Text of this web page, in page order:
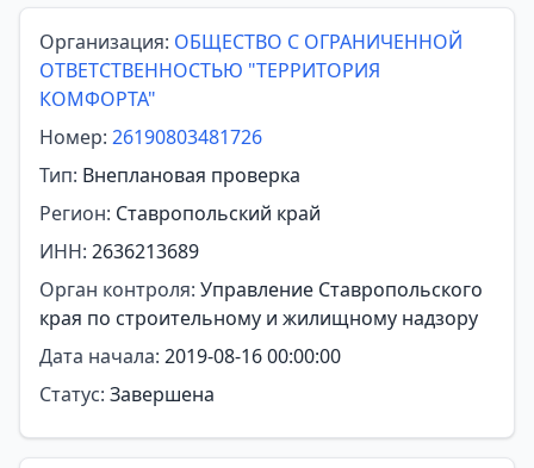
Организация: ОБЩЕСТВО С ОГРАНИЧЕННОЙ
ОТВЕТСТВЕННОСТЬЮ "ТЕРРИТОРИЯ
КОМФОРТА"
Номер: 26190803481726
Тип: Внеплановая проверка
Регион: Ставропольский край
ИНН: 2636213689
Орган контроля: Управление Ставропольского
края по строительному и жилищному надзору
Дата начала: 2019-08-16 00:00:00
Статус: Завершена